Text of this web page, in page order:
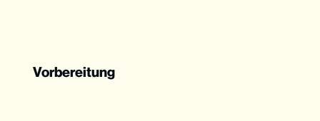
Vorbereitung